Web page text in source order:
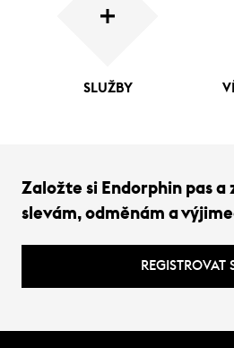
SLUŽBY
Založte si Endorphin pas
slevám, odměnám a
REGISTROVAT